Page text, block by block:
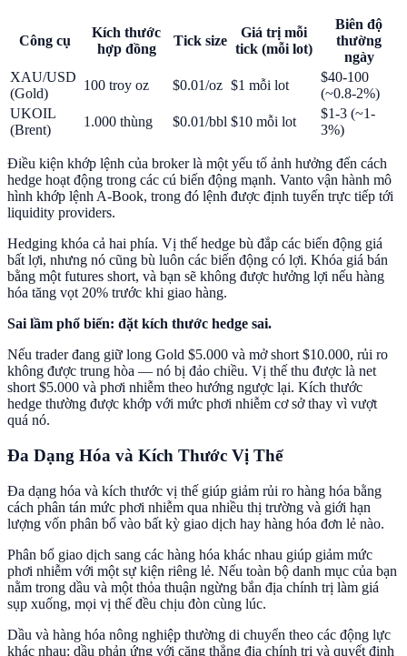
Công cụ
Kích thước
hợp đồng
Tick size
Giá trị mỗi
tick (mỗi lot)
Biên độ
thường
ngày
XAU/USD
(Gold)
100 troy oz $0.01/oz $1 mỗi lot
$40-100
(~0.8-2%)
UKOIL
(Brent)
1.000 thùng $0.01/bbl $10 mỗi lot
$1-3 (~1-
3%)
Điều kiện khớp lệnh của broker là một yếu tố ảnh hưởng đến cách
hedge hoạt động trong các cú biến động mạnh. Vanto vận hành mô
hình khớp lệnh A-Book, trong đó lệnh được định tuyến trực tiếp tới
liquidity providers.
Hedging khóa cả hai phía. Vị thế hedge bù đắp các biến động giá
bất lợi, nhưng nó cũng bù luôn các biến động có lợi. Khóa giá bán
bằng một futures short, và bạn sẽ không được hưởng lợi nếu hàng
hóa tăng vọt 20% trước khi giao hàng.
Sai lầm phổ biến: đặt kích thước hedge sai.
Nếu trader đang giữ long Gold $5.000 và mở short $10.000, rủi ro
không được trung hòa — nó bị đảo chiều. Vị thế thu được là net
short $5.000 và phơi nhiễm theo hướng ngược lại. Kích thước
hedge thường được khớp với mức phơi nhiễm cơ sở thay vì vượt
quá nó.
Đa Dạng Hóa và Kích Thước Vị Thế
Đa dạng hóa và kích thước vị thế giúp giảm rủi ro hàng hóa bằng
cách phân tán mức phơi nhiễm qua nhiều thị trường và giới hạn
lượng vốn phân bổ vào bất kỳ giao dịch hay hàng hóa đơn lẻ nào.
Phân bổ giao dịch sang các hàng hóa khác nhau giúp giảm mức
phơi nhiễm với một sự kiện riêng lẻ. Nếu toàn bộ danh mục của bạn
nằm trong dầu và một thỏa thuận ngừng bắn địa chính trị làm giá
sụp xuống, mọi vị thế đều chịu đòn cùng lúc.
Dầu và hàng hóa nông nghiệp thường di chuyển theo các động lực
khác nhau: dầu phản ứng với căng thẳng địa chính trị và quyết định